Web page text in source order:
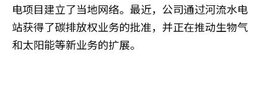
电项目建立了当地网络。最近，公司通过河流水电
站获得了碳排放权业务的批准，并正在推动生物气
和太阳能等新业务的扩展。